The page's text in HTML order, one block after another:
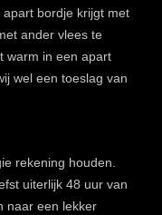
bordje krijgt met
ander vlees te
warm in een apart
wel een toeslag van
rekening houden.
uiterlijk 48 uur van
naar een lekker